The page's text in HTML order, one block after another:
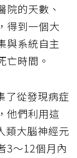
院的天數、
得到一個大
與系統自主
亡時間。
了從發現病症
他們利用這
類大腦神經元
3～12個月內